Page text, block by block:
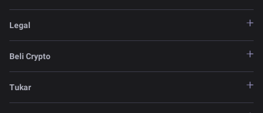
Legal
Beli Crypto
Tukar